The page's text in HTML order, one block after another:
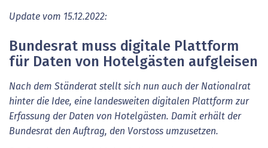
Update vom 15.12.2022:
Bundesrat muss digitale Plattform
für Daten von Hotelgästen aufgleisen
Nach dem Ständerat stellt sich nun auch der Nationalrat
hinter die Idee, eine landesweiten digitalen Plattform zur
Erfassung der Daten von Hotelgästen. Damit erhält der
Bundesrat den Auftrag, den Vorstoss umzusetzen.